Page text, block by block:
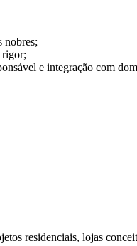
nobres;
rigor;
e integração com
residenciais, lojas